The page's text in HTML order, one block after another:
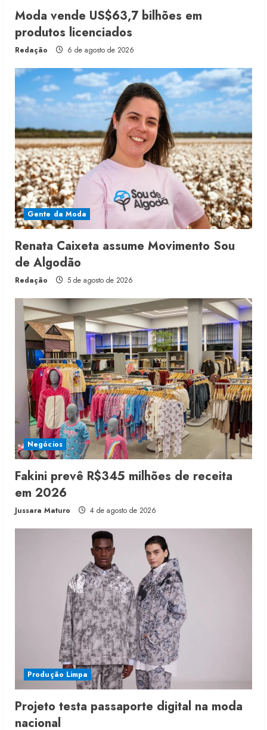
Moda vende US$63,7 bilhões em
produtos licenciados
Redação 6 de agosto de 2026
Gente da Moda
Renata Caixeta assume Movimento Sou
de Algodão
Redação 5 de agosto de 2026
Negócios
Fakini prevê R$345 milhões de receita
em 2026
Jussara Maturo 4 de agosto de 2026
Produção Limpa
Projeto testa passaporte digital na moda
nacional